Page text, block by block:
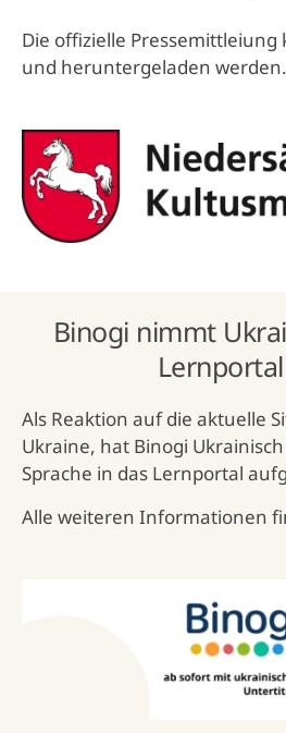
Die offizielle Pressemittleiung
und heruntergeladen werden.
Binogi nimmt
Als Reaktion auf die aktuelle
Ukraine, hat Binogi
Sprache in das Lernportal
Alle weiteren Informationen